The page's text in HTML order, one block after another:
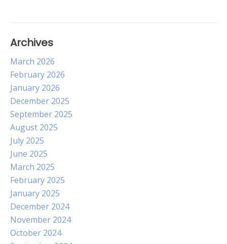
Archives
March 2026
February 2026
January 2026
December 2025
September 2025
August 2025
July 2025
June 2025
March 2025
February 2025
January 2025
December 2024
November 2024
October 2024